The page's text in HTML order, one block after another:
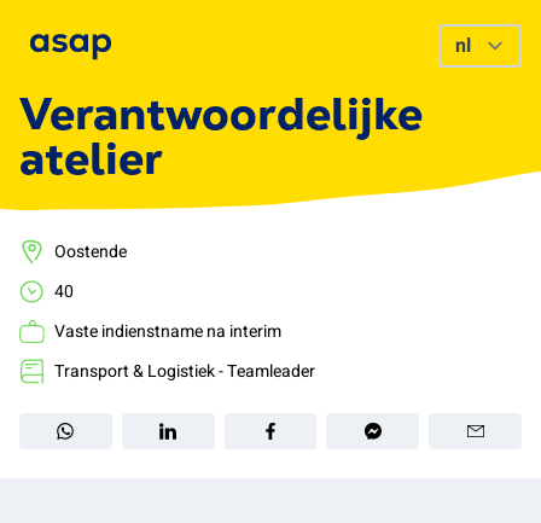
Verantwoordelijke
atelier
Oostende
40
Vaste indienstname na interim
Transport & Logistiek - Teamleader